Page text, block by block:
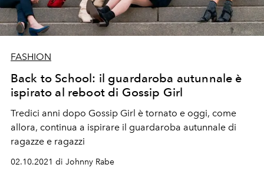
FASHION
Back to School: il guardaroba autunnale è
ispirato al reboot di Gossip Girl
Tredici anni dopo Gossip Girl è tornato e oggi, come
allora, continua a ispirare il guardaroba autunnale di
ragazze e ragazzi
02.10.2021 di Johnny Rabe